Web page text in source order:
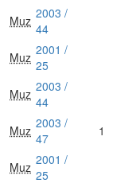
Muz 2003 /
44
Muz 2001 /
25
Muz 2003 /
44
Muz 2003 /
47
1
Muz 2001 /
25